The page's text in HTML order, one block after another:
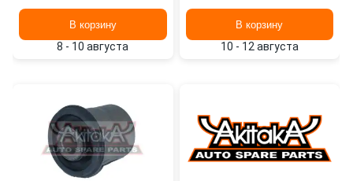
В корзину
8 - 10 августа
В корзину
10 - 12 августа